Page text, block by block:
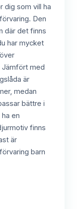
dig som vill ha
Den
där det finns
har mycket
Jämfört med
är
medan
bättre i
en
finns
är
barn